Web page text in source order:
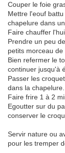
Couper le foie
Mettre l'eouf
chapelure dans
Faire chauffer
Prendre un peu
petits morceau
Bien refermer le
continuer jusqu'à
Passer les
dans la chapelure.
Faire frire 1 à 2
Egoutter sur du
conserver le
Servir nature ou
pour les tremper